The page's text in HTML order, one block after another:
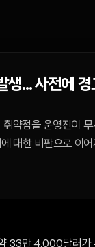
... 사전에 경
점을 운영진이 무
대한 비판으로 이어
만 4,000달러가